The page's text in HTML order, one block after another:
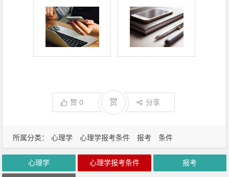
所属分类： 心理学 心理学报考条件 报考 条件
赞0 赏 分享
心理学 心理学报考条件 报考